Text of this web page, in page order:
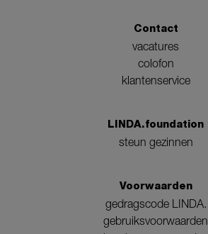
Contact
vacatures
colofon
klantenservice
LINDA.foundation
steun gezinnen
Voorwaarden
gedragscode LINDA.
gebruiksvoorwaarden